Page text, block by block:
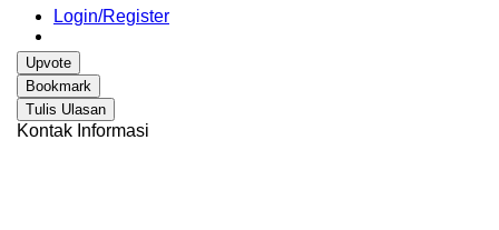
Login/Register
Upvote
Bookmark
Tulis Ulasan
Kontak Informasi